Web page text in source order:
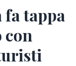
tappa
con